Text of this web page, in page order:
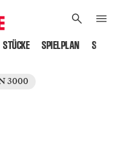
STÜCKE SPIELPLAN
3000